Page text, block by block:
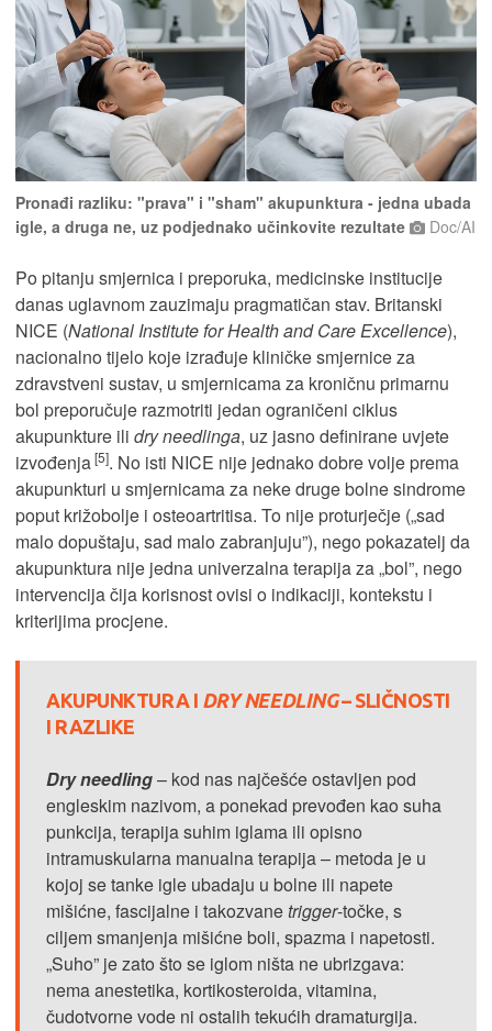
Pronađi razliku: "prava" i "sham" akupunktura - jedna ubada
igle, a druga ne, uz podjednako učinkovite rezultate
Doc/AI
Po pitanju smjernica i preporuka, medicinske institucije
danas uglavnom zauzimaju pragmatičan stav. Britanski
NICE (National Institute for Health and Care Excellence),
nacionalno tijelo koje izrađuje kliničke smjernice za
zdravstveni sustav, u smjernicama za kroničnu primarnu
bol preporučuje razmotriti jedan ograničeni ciklus
akupunkture ili dry needlinga, uz jasno definirane uvjete
izvođenja[5]. No isti NICE nije jednako dobre volje prema
akupunkturi u smjernicama za neke druge bolne sindrome
poput križobolje i osteoartritisa. To nije proturječje („sad
malo dopuštaju, sad malo zabranjuju”), nego pokazatelj da
akupunktura nije jedna univerzalna terapija za „bol”, nego
intervencija čija korisnost ovisi o indikaciji, kontekstu i
kriterijima procjene.
AKUPUNKTURA I DRY NEEDLING– SLIČNOSTI
I RAZLIKE
Dry needling– kod nas najčešće ostavljen pod
engleskim nazivom, a ponekad prevođen kao suha
punkcija, terapija suhim iglama ili opisno
intramuskularna manualna terapija – metoda je u
kojoj se tanke igle ubadaju u bolne ili napete
mišićne, fascijalne i takozvanetrigger-točke, s
ciljem smanjenja mišićne boli, spazma i napetosti.
„Suho” je zato što se iglom ništa ne ubrizgava:
nema anestetika, kortikosteroida, vitamina,
čudotvorne vode ni ostalih tekućih dramaturgija.